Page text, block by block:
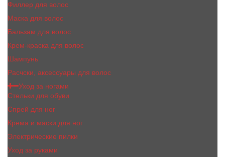
Филлер для волос
Маска для волос
Бальзам для волос
Крем-краска для волос
Шампунь
Расчски, аксессуары для волос
Уход за ногами
Стельки для обуви
Спрей для ног
Крема и маски для ног
Электрические пилки
Уход за руками